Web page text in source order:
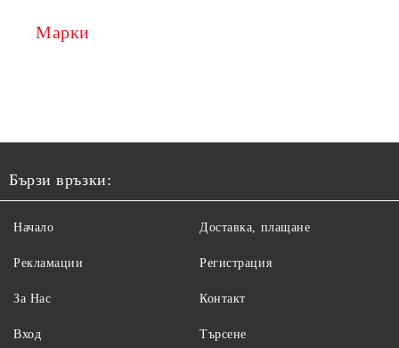
Марки
Бързи връзки:
Начало
Рекламации
За Нас
Вход
Доставка, плащане
Регистрация
Контакт
Търсене